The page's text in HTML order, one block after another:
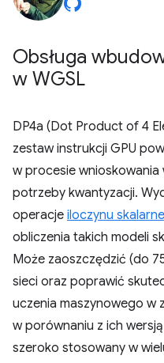
Obsługa
w WGSL
DP4a (Dot Product of 4
zestaw instrukcji GPU
w procesie wnioskowania
potrzeby kwantyzacji.
operacje iloczynu
obliczenia takich modeli
Może zaoszczędzić (do
sieci oraz poprawić
uczenia maszynowego w
w porównaniu z ich
szeroko stosowany w